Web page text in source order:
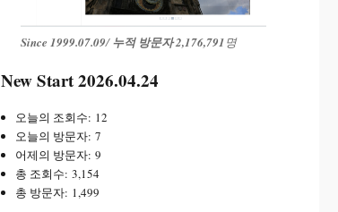
Since 1999.07.09/누적 방문자 2,176,791명
New Start 2026.04.24
오늘의 조회수: 12
오늘의 방문자:7
어제의 방문자:9
총 조회수:3,154
총 방문자: 1,499